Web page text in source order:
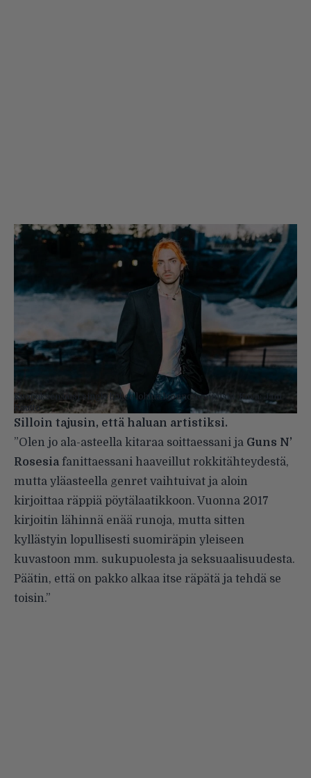
Kuopuksen uusi single hakee lohtua luonnonvoimista. Kuva: Jani
Kautto
Silloin tajusin, että haluan artistiksi.
”Olen jo ala-asteella kitaraa soittaessani ja Guns N’
Rosesiafanittaessani haaveillut rokkitähteydestä,
mutta yläasteella genret vaihtuivat ja aloin
kirjoittaa räppiä pöytälaatikkoon. Vuonna 2017
kirjoitin lähinnä enää runoja, mutta sitten
kyllästyin lopullisesti suomiräpin yleiseen
kuvastoon mm. sukupuolesta ja seksuaalisuudesta.
Päätin, että on pakko alkaa itse räpätä ja tehdä se
toisin.”